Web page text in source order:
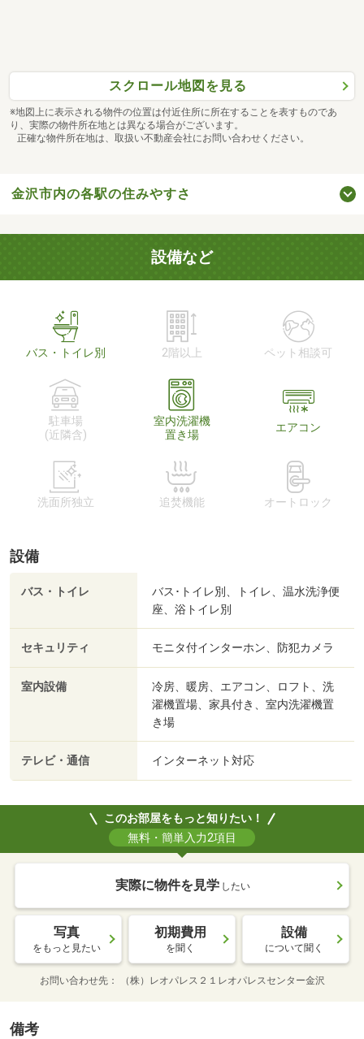
スクロール地図を見る
※地図上に表示される物件の位置は付近住所に所在することを表すものであ
り、実際の物件所在地とは異なる場合がございます。
正確な物件所在地は、取扱い不動産会社にお問い合わせください。
金沢市内の各駅の住みやすさ
設備など
バス・トイレ別 2階以上 ペット相談可
駐車場
(近隣含)
室内洗濯機
置き場
エアコン
洗面所独立 追焚機能 オートロック
設備
バス・トイレ
バス･トイレ別、トイレ、温水洗浄便
座、浴トイレ別
セキュリティ モニタ付インターホン、防犯カメラ
室内設備
冷房、暖房、エアコン、ロフト、洗
濯機置場、家具付き、室内洗濯機置
き場
テレビ・通信 インターネット対応
このお部屋をもっと知りたい！
無料・簡単入力2項目
実際に物件を見学 したい
写真
をもっと見たい
初期費用
を聞く
設備
について聞く
お問い合わせ先 （株）レオパレス２１レオパレスセンター金沢
備考